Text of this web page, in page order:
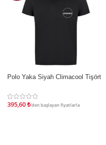
İNDIRIM
Polo Yaka Siyah Climacool Tişört
395,60₺'den başlayan fiyatlarla